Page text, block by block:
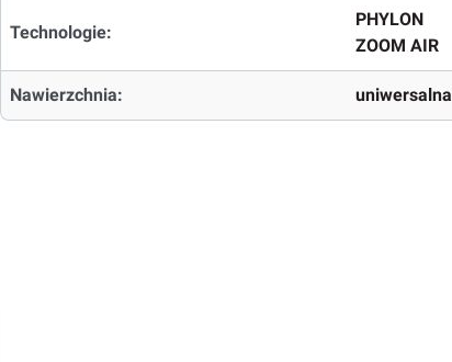
Technologie:
PHYLON
ZOOM AIR
Nawierzchnia: uniwersalna